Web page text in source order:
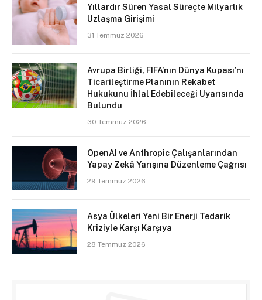
Yıllardır Süren Yasal Süreçte Milyarlık
Uzlaşma Girişimi
31 Temmuz 2026
Avrupa Birliği, FIFA’nın Dünya Kupası’nı
Ticarileştirme Planının Rekabet
Hukukunu İhlal Edebileceği Uyarısında
Bulundu
30 Temmuz 2026
OpenAI ve Anthropic Çalışanlarından
Yapay Zekâ Yarışına Düzenleme Çağrısı
29 Temmuz 2026
Asya Ülkeleri Yeni Bir Enerji Tedarik
Kriziyle Karşı Karşıya
28 Temmuz 2026